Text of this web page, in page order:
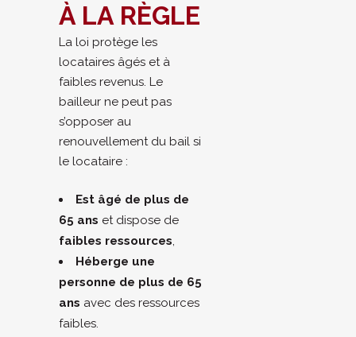
À LA RÈGLE
La loi protège les
locataires âgés et à
faibles revenus. Le
bailleur ne peut pas
s’opposer au
renouvellement du bail si
le locataire :
Est âgé de plus de
65 ans et dispose de
faibles ressources,
Héberge une
personne de plus de 65
ans avec des ressources
faibles.